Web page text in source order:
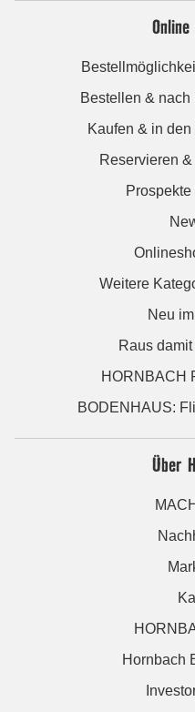
Bestellen &
Kaufen & in
Reservieren
Weitere
Neu
Raus
HORNBACH
BODENHAUS:
Über
Hornbach